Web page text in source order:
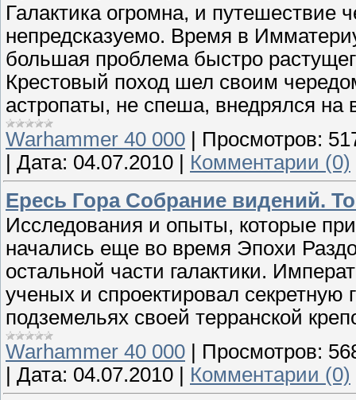
Галактика огромна, и путешествие
непредсказуемо. Время в
большая проблема быстро
Крестовый поход шел своим
астропаты, не спеша, внедрялся
Warhammer 40 000
Просмотров:
Дата: 04.07.2010
Комментарии (0)
Ересь Гора Собрание видений.
Исследования и опыты, которые
начались еще во время Эпохи
остальной части галактики.
ученых и спроектировал
подземельях своей терранской
Warhammer 40 000 | Просмотров:
| Дата: 04.07.2010 | Комментарии (0)